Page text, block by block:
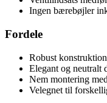
Ingen bærebøjler
Fordele
Robust
Elegant og neutralt
Nem montering
Velegnet til